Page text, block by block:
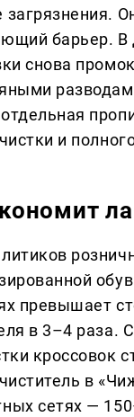
барьер.
снова
и
превышает
в 3–4 раза.
кроссовок
в
сетях —